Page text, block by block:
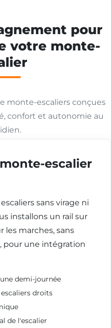
pour
votre monte-
monte-escaliers conçues
confort et autonomie au
escalier
sans virage ni
installons un rail sur
marches, sans
pour une intégration
demi-journée
droits
de l'escalier